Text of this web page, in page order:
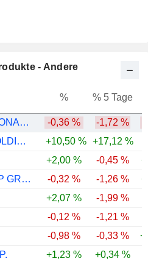
- Andere
% % 5 Tage
DREAM INTERNATIONAL LIMITED -0,36 % -1,72 %
BANDAI NAMCO HOLDINGS INC.
+10,50 % +17,12 %
+2,00 % -0,45 %
GAMES WORKSHOP GROUP PLC
-0,32 % -1,26 %
+2,07 % -1,99 %
-0,12 % -1,21 %
-0,98 % -0,33 %
+1,23 % +0,34 %